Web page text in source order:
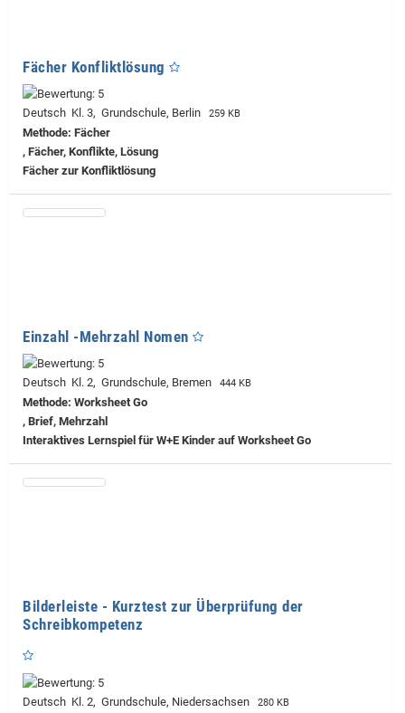
Fächer Konfliktlösung
Deutsch Kl. 3, Grundschule, Berlin 259 KB
Methode: Fächer
, Fächer, Konflikte, Lösung
Fächer zur Konfliktlösung
Einzahl -Mehrzahl Nomen
Deutsch Kl. 2, Grundschule, Bremen 444 KB
Methode: Worksheet Go
, Brief, Mehrzahl
Interaktives Lernspiel für W+E Kinder auf Worksheet Go
Bilderleiste - Kurztest zur Überprüfung der
Schreibkompetenz
Deutsch Kl. 2, Grundschule, Niedersachsen 280 KB